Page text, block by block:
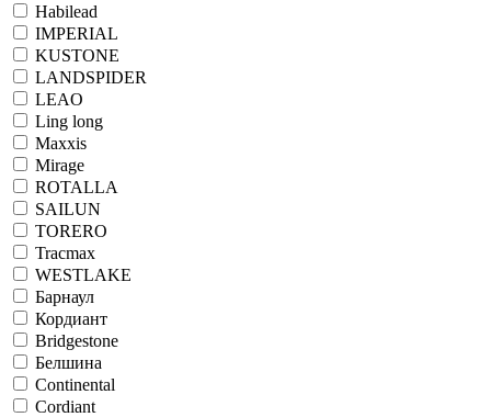
Habilead
IMPERIAL
KUSTONE
LANDSPIDER
LEAO
Ling long
Maxxis
Mirage
ROTALLA
SAILUN
TORERO
Tracmax
WESTLAKE
Барнаул
Кордиант
Bridgestone
Белшина
Continental
Cordiant